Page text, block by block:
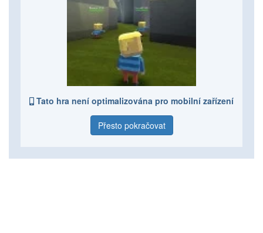
Tato hra není optimalizována pro mobilní zařízení
Přesto pokračovat